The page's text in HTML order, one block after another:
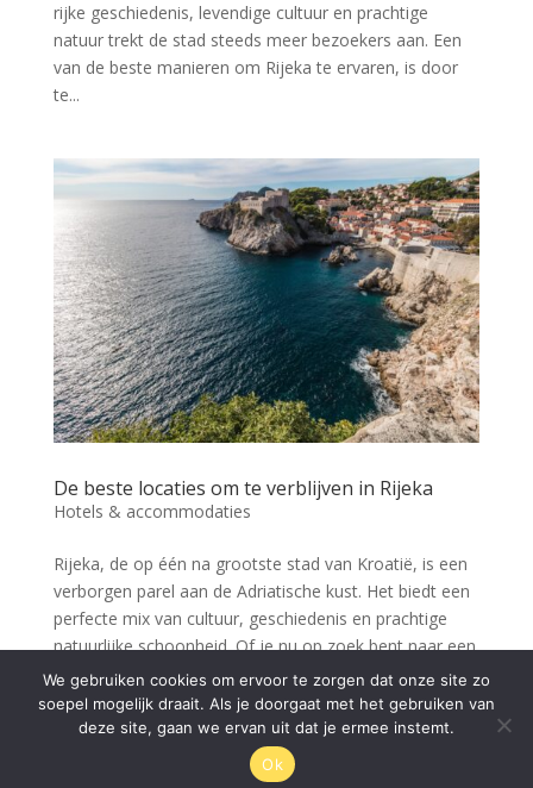
rijke geschiedenis, levendige cultuur en prachtige
natuur trekt de stad steeds meer bezoekers aan. Een
van de beste manieren om Rijeka te ervaren, is door
te...
De beste locaties om te verblijven in Rijeka
Hotels & accommodaties
Rijeka, de op één na grootste stad van Kroatië, is een
verborgen parel aan de Adriatische kust. Het biedt een
perfecte mix van cultuur, geschiedenis en prachtige
natuurlijke schoonheid. Of je nu op zoek bent naar een
bruisend stadsleven, rust in de natuur of een...
© Rijeka.nl 2026
We gebruiken cookies om ervoor te zorgen dat onze site zo
soepel mogelijk draait. Als je doorgaat met het gebruiken van
deze site, gaan we ervan uit dat je ermee instemt.
Ok